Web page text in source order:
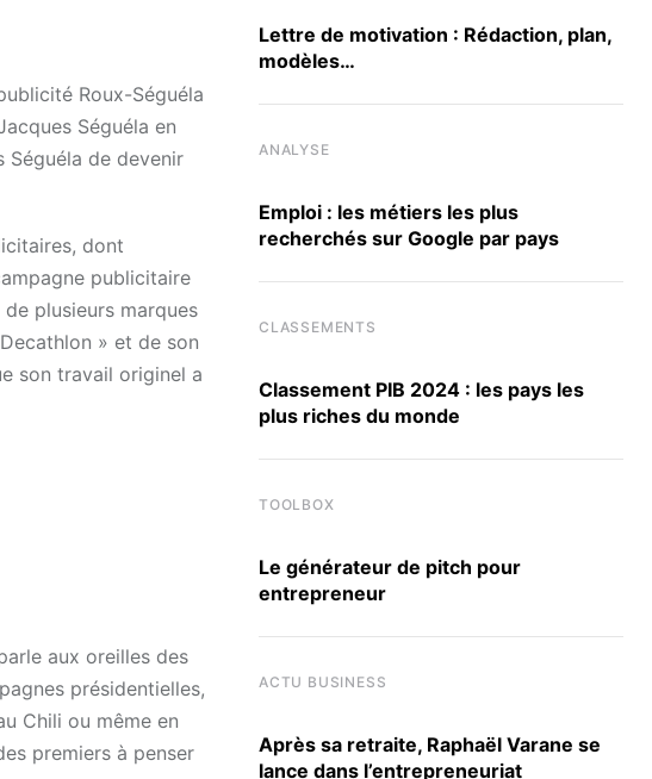
Roux-Séguéla
Séguéla en
Séguéla de devenir
dont
publicitaire
plusieurs marques
» et de son
son travail originel a
aux oreilles des
présidentielles,
Chili ou même en
premiers à penser
Lettre de motivation : Rédaction, plan,
modèles…
ANALYSE
Emploi : les métiers les plus
recherchés sur Google par pays
CLASSEMENTS
Classement PIB 2024 : les pays les
plus riches du monde
TOOLBOX
Le générateur de pitch pour
entrepreneur
ACTU BUSINESS
Après sa retraite, Raphaël Varane se
lance dans l’entrepreneuriat